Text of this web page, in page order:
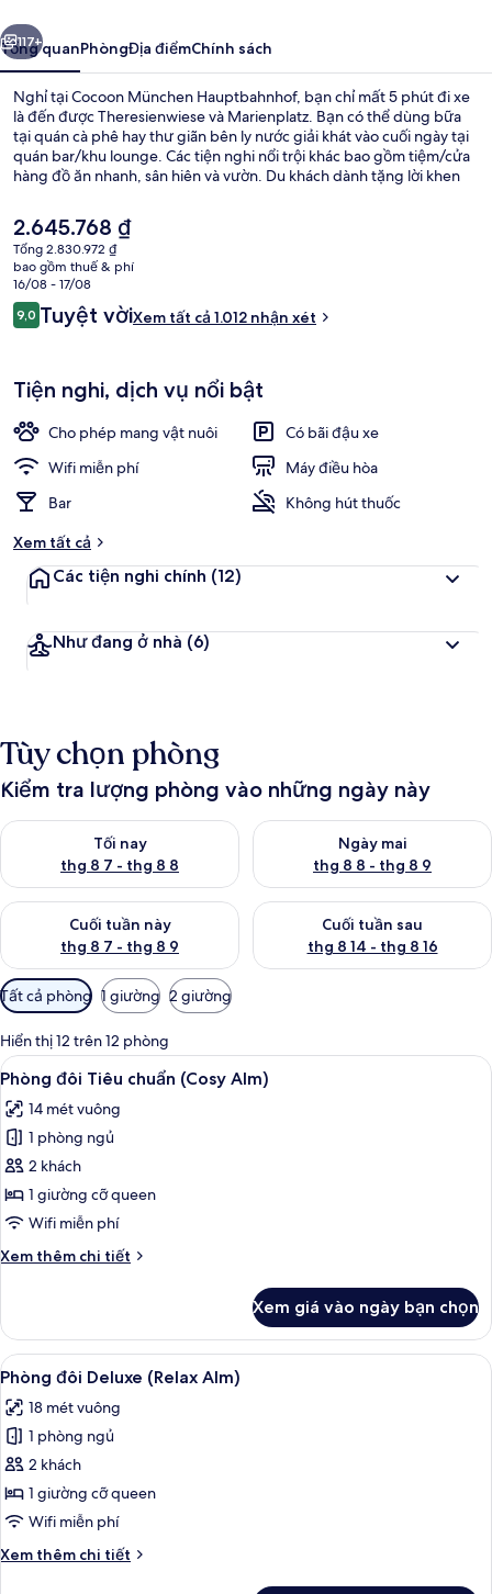
Tiếp
117+
Tổng quanPhòngĐịa điểmChính sách
Nghỉ tại Cocoon München Hauptbahnhof, bạn chỉ mất 5 phút đi xe
là đến được Theresienwiese và Marienplatz. Bạn có thể dùng bữa
tại quán cà phê hay thư giãn bên ly nước giải khát vào cuối ngày tại
quán bar/khu lounge. Các tiện nghi nổi trội khác bao gồm tiệm/cửa
hàng đồ ăn nhanh, sân hiên và vườn. Du khách dành tặng lời khen
cộng chỉ cách một quãng đi bộ ngắn: cách Trạm xe điện
Holzkirchner Bahnhof 4 phút và Ga U-Bahn Theresienwiese 6 phút.
Giá
hiện
tại
là
2.645.768 ₫
2.645.768 ₫
Tổng 2.830.972 ₫
bao gồm thuế & phí
16/08 - 17/08
Nhận
xét
9,09,0 trên 10,
Tuyệt vờiXem tất cả 1.012 nhận xét
Tiện nghi, dịch vụ nổi bật
Cho phép mang vật nuôi
Có bãi đậu xe
Wifi miễn phí
Máy điều hòa
Bar
Không hút thuốc
Xem tất cả
Các tiện nghi chính (12)
Như đang ở nhà (6)
Tùy chọn phòng
Kiểm tra lượng phòng vào những ngày này
Tối nay
thg 8 7 - thg 8 8
Kiểm tra lượng phòng tối nay từ thg 8 7 - thg 8 8
Ngày mai
thg 8 8 - thg 8 9
Kiểm tra lượng phòng ngày
Cuối tuần này
thg 8 7 - thg 8 9
Kiểm tra lượng phòng cuối tuần này từ thg 8 7 - thg 8 9
Cuối tuần sau
thg 8 14 - thg 8 16
Kiểm tra lượng phòng cuối
Bộ
lọc
có
thể
dùng
để
lọc
tìm
phòng
Tất cả phòng 1 giường 2 giường
Hiển thị 12 trên 12 phòng
Xem
tất
cả
ảnh
Phòng
đôi
Tiêu
(Cosy
Két bảo mật tại phòng, bàn, màn/
13
Phòng đôi Tiêu chuẩn (Cosy Alm)
14 mét vuông
1 phòng ngủ
2 khách
1 giường cỡ queen
Wifi miễn phí
Xem thêm chi tiết
Chi
Phòng
đôi
Tiêu
chuẩn
(Cosy
Alm)
Xem giá vào ngày bạn chọn
Xem
tất
cả
ảnh
Phòng
đôi
Deluxe
Alm)
Phòng đôi Deluxe (Relax Alm) | Két
11
Phòng đôi Deluxe (Relax Alm)
18 mét vuông
1 phòng ngủ
2 khách
1 giường cỡ queen
Wifi miễn phí
Xem thêm chi tiết
Chi